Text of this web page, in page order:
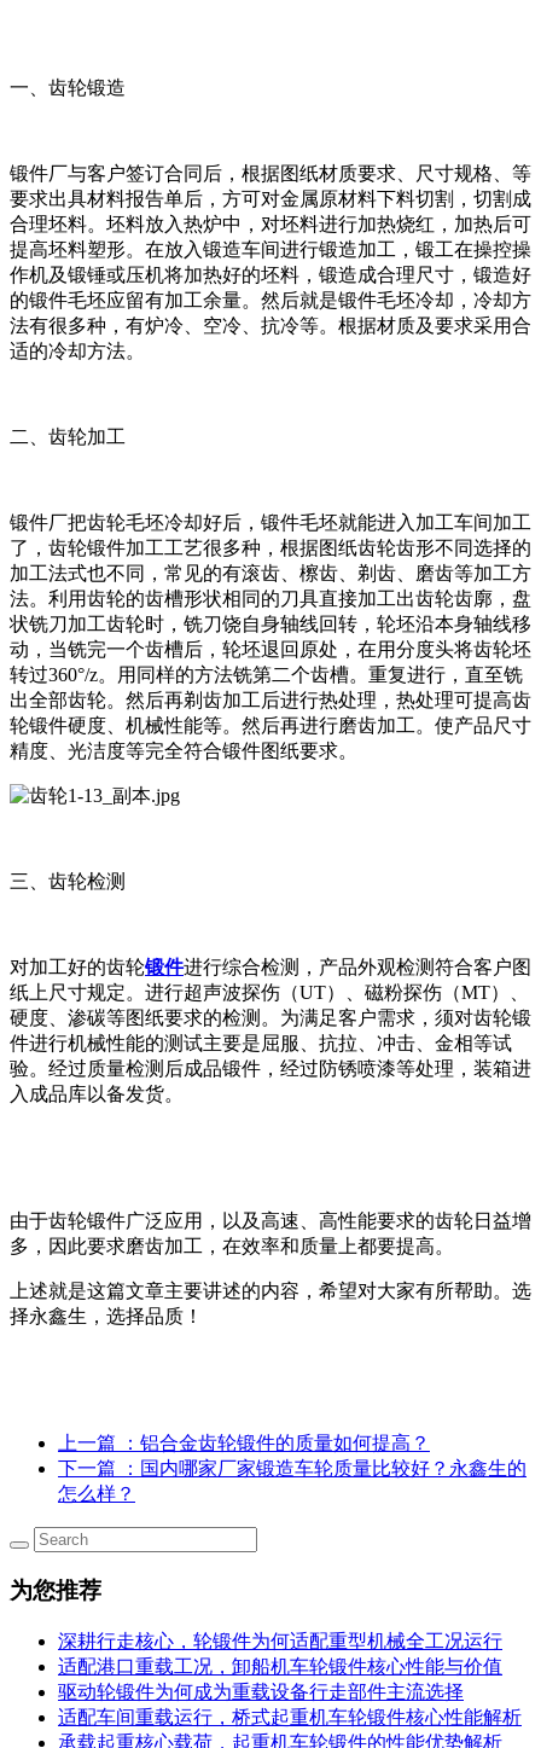
一、齿轮锻造
锻件厂与客户签订合同后，根据图纸材质要求、尺寸规格、等
要求出具材料报告单后，方可对金属原材料下料切割，切割成
合理坯料。坯料放入热炉中，对坯料进行加热烧红，加热后可
提高坯料塑形。在放入锻造车间进行锻造加工，锻工在操控操
作机及锻锤或压机将加热好的坯料，锻造成合理尺寸，锻造好
的锻件毛坯应留有加工余量。然后就是锻件毛坯冷却，冷却方
法有很多种，有炉冷、空冷、抗冷等。根据材质及要求采用合
适的冷却方法。
二、齿轮加工
锻件厂把齿轮毛坯冷却好后，锻件毛坯就能进入加工车间加工
了，齿轮锻件加工工艺很多种，根据图纸齿轮齿形不同选择的
加工法式也不同，常见的有滚齿、檫齿、剃齿、磨齿等加工方
法。利用齿轮的齿槽形状相同的刀具直接加工出齿轮齿廓，盘
状铣刀加工齿轮时，铣刀饶自身轴线回转，轮坯沿本身轴线移
动，当铣完一个齿槽后，轮坯退回原处，在用分度头将齿轮坯
转过360°/z。用同样的方法铣第二个齿槽。重复进行，直至铣
出全部齿轮。然后再剃齿加工后进行热处理，热处理可提高齿
轮锻件硬度、机械性能等。然后再进行磨齿加工。使产品尺寸
精度、光洁度等完全符合锻件图纸要求。
三、齿轮检测
对加工好的齿轮锻件进行综合检测，产品外观检测符合客户图
纸上尺寸规定。进行超声波探伤（UT）、磁粉探伤（MT）、
硬度、渗碳等图纸要求的检测。为满足客户需求，须对齿轮锻
件进行机械性能的测试主要是屈服、抗拉、冲击、金相等试
验。经过质量检测后成品锻件，经过防锈喷漆等处理，装箱进
入成品库以备发货。
由于齿轮锻件广泛应用，以及高速、高性能要求的齿轮日益增
多，因此要求磨齿加工，在效率和质量上都要提高。
上述就是这篇文章主要讲述的内容，希望对大家有所帮助。选
择永鑫生，选择品质！
上一篇
：铝合金齿轮锻件的质量如何提高？
下一篇
：国内哪家厂家锻造车轮质量比较好？永鑫生的
怎么样？
为您推荐
深耕行走核心，轮锻件为何适配重型机械全工况运行
适配港口重载工况，卸船机车轮锻件核心性能与价值
驱动轮锻件为何成为重载设备行走部件主流选择
适配车间重载运行，桥式起重机车轮锻件核心性能解析
承载起重核心载荷，起重机车轮锻件的性能优势解析